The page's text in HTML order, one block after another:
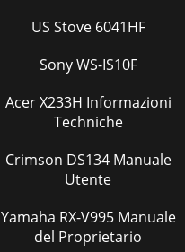
US Stove 6041HF
Sony WS-IS10F
Acer X233H Informazioni
Techniche
Crimson DS134 Manuale
Utente
Yamaha RX-V995 Manuale
del Proprietario